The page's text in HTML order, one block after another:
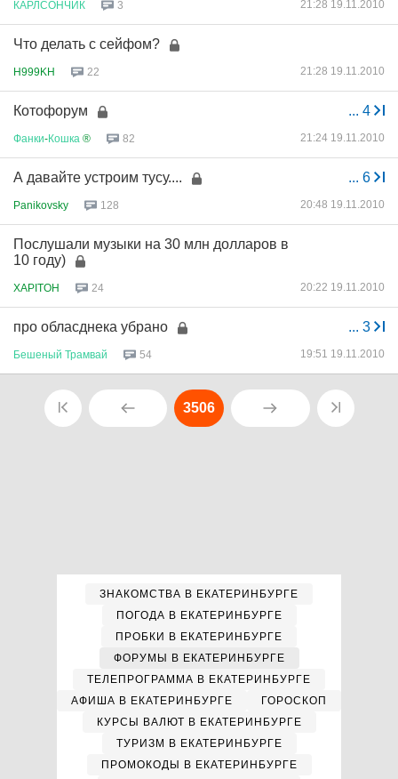
КАРЛСОНЧИК 3 21:28 19.11.2010
Что делать с сейфом?
H999KH 22 21:28 19.11.2010
... 4
Котофорум
Фанки-Кошка ® 82 21:24 19.11.2010
... 6
А давайте устроим тусу....
Panikovsky 128 20:48 19.11.2010
Послушали музыки на 30 млн долларов в
10 году)
XAPITOH 24 20:22 19.11.2010
... 3
про обласднека убрано
Бешеный Трамвай 54 19:51 19.11.2010
3506
ЗНАКОМСТВА В ЕКАТЕРИНБУРГЕ
ПОГОДА В ЕКАТЕРИНБУРГЕ
ПРОБКИ В ЕКАТЕРИНБУРГЕ
ФОРУМЫ В ЕКАТЕРИНБУРГЕ
ТЕЛЕПРОГРАММА В ЕКАТЕРИНБУРГЕ
АФИША В ЕКАТЕРИНБУРГЕ
ГОРОСКОП
КУРСЫ ВАЛЮТ В ЕКАТЕРИНБУРГЕ
ТУРИЗМ В ЕКАТЕРИНБУРГЕ
ПРОМОКОДЫ В ЕКАТЕРИНБУРГЕ